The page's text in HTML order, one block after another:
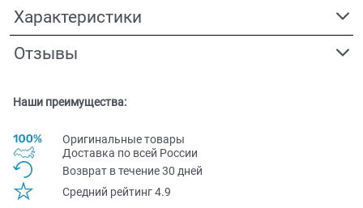
Характеристики
Отзывы
Наши преимущества:
Оригинальные товары
Доставка по всей Pоссии
Возврат в течение 30 дней
Средний рейтинг 4.9